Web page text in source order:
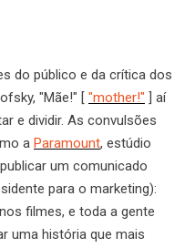
do público e da crítica dos
"Mãe!" [ "mother!" ] aí
e dividir. As convulsões
a Paramount, estúdio
um comunicado
para o marketing):
filmes, e toda a gente
uma história que mais